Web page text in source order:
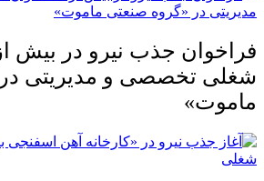
شغلی تخصصی و مدیریتی
ماموت»